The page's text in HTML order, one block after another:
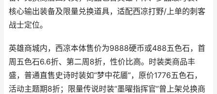
核心输出装备及限量兑换道具，适配西凉打野/上单的刺客
战士定位。
英雄商城内，西凉本体售价为9888硬币或488五色石，首
周五色石6.6折、第二周8折，性价比高。时装类商品丰
盛，普通直售史诗时装如“梦中花靥”，原价1776五色石，
活动主题期8折；限量传说时装“墨曜指挥官”曾上架兑换商